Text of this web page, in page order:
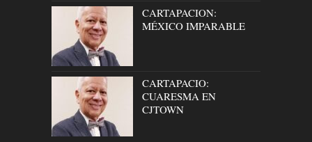
CARTAPACION:
MÉXICO IMPARABLE
CARTAPACIO:
CUARESMA EN
CJTOWN